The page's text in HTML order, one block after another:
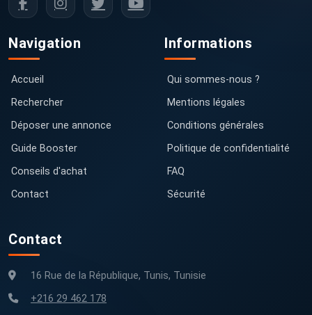
Navigation
Accueil
Rechercher
Déposer une annonce
Guide Booster
Conseils d'achat
Contact
Informations
Qui sommes-nous ?
Mentions légales
Conditions générales
Politique de confidentialité
FAQ
Sécurité
Contact
16 Rue de la République, Tunis, Tunisie
+216 29 462 178